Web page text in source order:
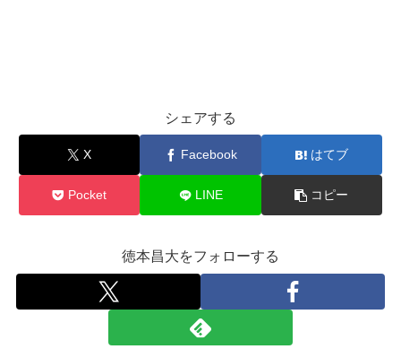
シェアする
X Facebook はてブ
Pocket LINE コピー
徳本昌大をフォローする